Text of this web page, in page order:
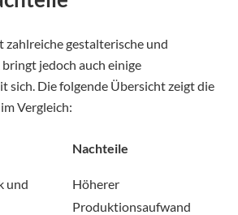
zahlreiche gestalterische und
jedoch auch einige
sich. Die folgende Übersicht zeigt die
Vergleich:
Nachteile
und
Höherer
Produktionsaufwand